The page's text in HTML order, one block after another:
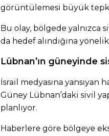
görüntülemesi büyük
Bu olay, bölgede yalnızca
da hedef alındığına
Lübnan’ın güneyinde
İsrail medyasına yansıyan
Güney Lübnan’daki sivil
planlıyor.
Haberlere göre bölgeye